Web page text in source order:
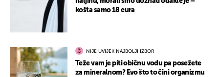
košta samo 18 eura
NIJE UVIJEK NAJBOLJI IZBOR
Teže vam je piti običnu vodu pa posežete
za mineralnom? Evo što to čini organizmu